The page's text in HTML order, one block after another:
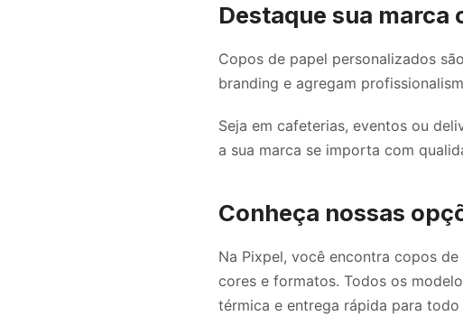
Destaque sua
Copos de papel personalizados
branding e agregam
Seja em cafeterias, eventos ou
a sua marca se importa com
Conheça nossas
Na Pixpel, você encontra copos
cores e formatos. Todos os
térmica e entrega rápida para todo